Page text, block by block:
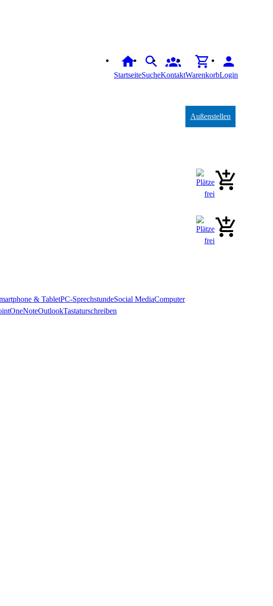
StartseiteSucheKontaktWarenkorbLogin
Außenstellen
& TabletPC-SprechstundeSocial MediaComputer
OneNoteOutlookTastaturschreiben